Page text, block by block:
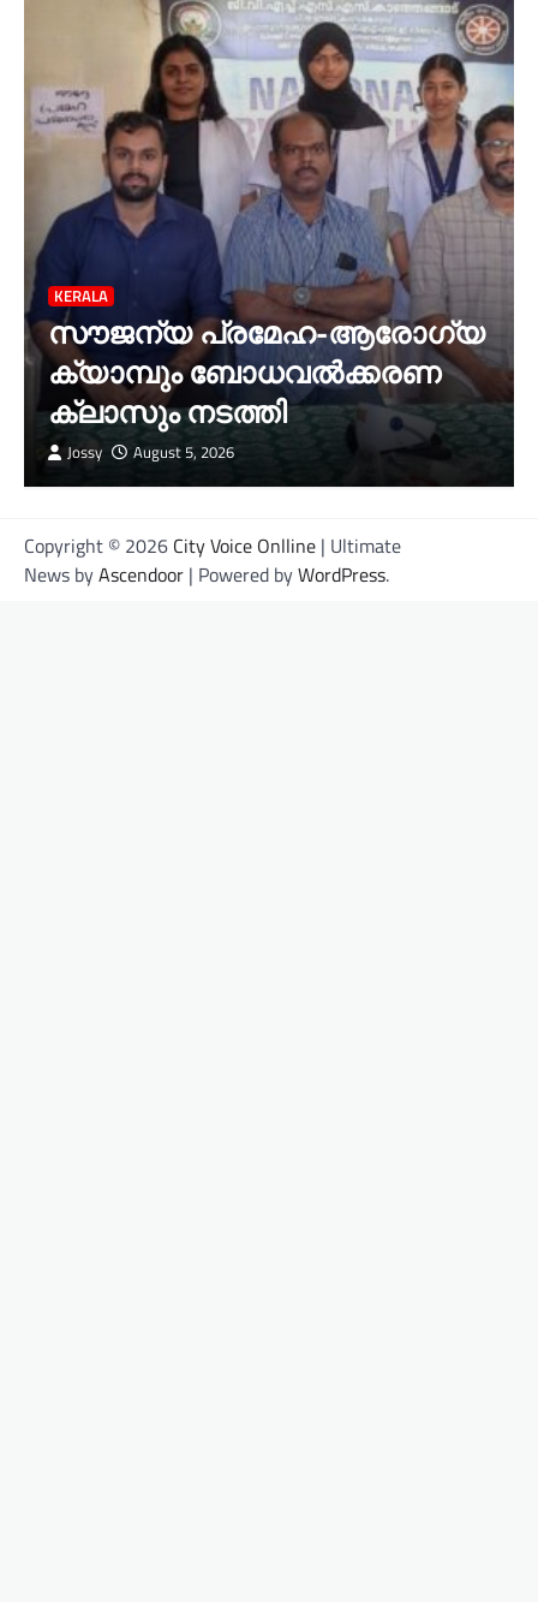
KERALA
സൗജന്യ പ്രമേഹ-ആരോഗ്യ
ക്യാമ്പും ബോധവൽക്കരണ
ക്ലാസും നടത്തി
Jossy August 5, 2026
Copyright © 2026 City Voice Onlline | Ultimate
News byAscendoor | Powered byWordPress.